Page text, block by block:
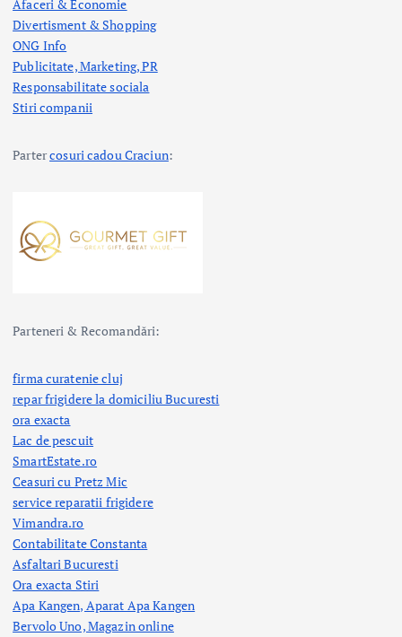
Afaceri & Economie
Divertisment & Shopping
ONG Info
Publicitate, Marketing, PR
Responsabilitate sociala
Stiri companii
Partercosuri cadou Craciun:
Parteneri & Recomandări:
firma curatenie cluj
repar frigidere la domiciliu Bucuresti
ora exacta
Lac de pescuit
SmartEstate.ro
Ceasuri cu Pretz Mic
service reparatii frigidere
Vimandra.ro
Contabilitate Constanta
Asfaltari Bucuresti
Ora exacta Stiri
Apa Kangen, Aparat Apa Kangen
Bervolo Uno, Magazin online